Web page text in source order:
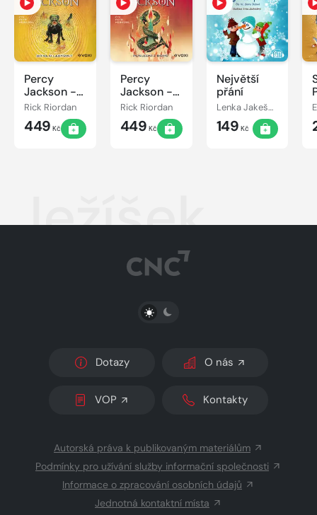
Percy
Jackson -
Bitva o
labyrint
Rick Riordan
449 Kč
Percy
Jackson -
Poslední z
bohů
Rick Riordan
449 Kč
Největší
přání
Lenka Jakešová
149 Kč
Ježíšek
PŘEPNOUT SVĚTLÝ/TMAVÝ REŽIM
Dotazy O nás
VOP Kontakty
Autorská práva k publikovaným materiálům
Podmínky pro užívání služby informační společnosti
Informace o zpracování osobních údajů
Jednotná kontaktní místa